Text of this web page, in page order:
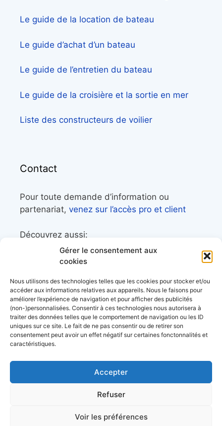
Gérer le consentement aux
cookies
Nous utilisons des technologies telles que les cookies pour stocker et/ou
accéder aux informations relatives aux appareils. Nous le faisons pour
améliorer l’expérience de navigation et pour afficher des publicités
(non-)personnalisées. Consentir à ces technologies nous autorisera à
traiter des données telles que le comportement de navigation ou les ID
uniques sur ce site. Le fait de ne pas consentir ou de retirer son
consentement peut avoir un effet négatif sur certaines fonctonnalités et
caractéristiques.
Accepter
Refuser
Voir les préférences
Le guide de la location de bateau
Le guide d’achat d’un bateau
Le guide de l’entretien du bateau
Le guide de la croisière et la sortie en mer
Liste des constructeurs de voilier
Contact
Pour toute demande d’information ou
partenariat, venez sur l’accès pro et client
Découvrez aussi:
Côtes&Mers, le magazine du littoral et sa
Mers&Montagnes, Equipement outdoor pour
le trek et le raid nautique
BoatingAds, le site d’annonces bateaux
européen
Stock images byDepositphotos
données personnelles conditions générales